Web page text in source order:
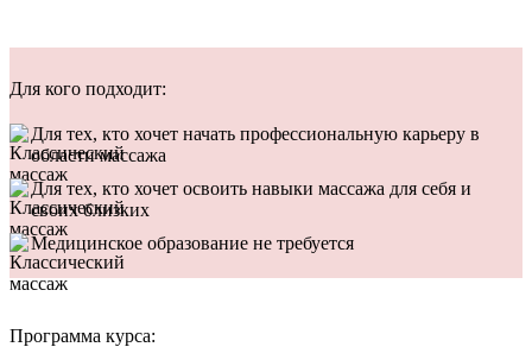
Для кого подходит:
Для тех, кто хочет начать профессиональную карьеру в
области массажа
Для тех, кто хочет освоить навыки массажа для себя и
своих близких
Медицинское образование не требуется
Программа курса: